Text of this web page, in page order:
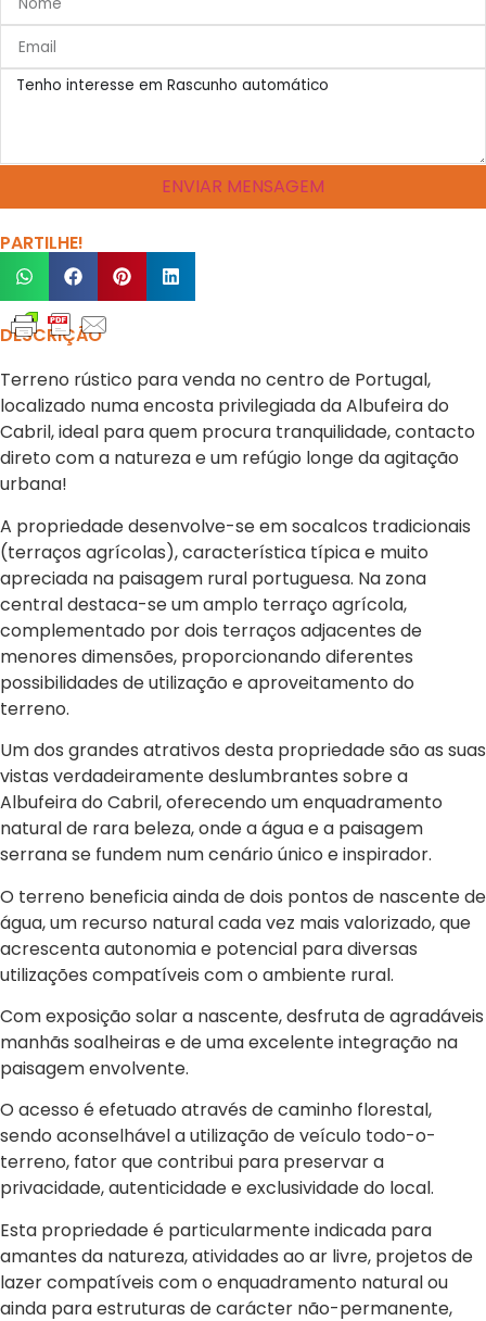
ENVIAR MENSAGEM
PARTILHE!
DESCRIÇÃO
Terreno rústico para venda no centro de Portugal,
localizado numa encosta privilegiada da Albufeira do
Cabril, ideal para quem procura tranquilidade, contacto
direto com a natureza e um refúgio longe da agitação
urbana!
A propriedade desenvolve-se em socalcos tradicionais
(terraços agrícolas), característica típica e muito
apreciada na paisagem rural portuguesa. Na zona
central destaca-se um amplo terraço agrícola,
complementado por dois terraços adjacentes de
menores dimensões, proporcionando diferentes
possibilidades de utilização e aproveitamento do
terreno.
Um dos grandes atrativos desta propriedade são as suas
vistas verdadeiramente deslumbrantes sobre a
Albufeira do Cabril, oferecendo um enquadramento
natural de rara beleza, onde a água e a paisagem
serrana se fundem num cenário único e inspirador.
O terreno beneficia ainda de dois pontos de nascente de
água, um recurso natural cada vez mais valorizado, que
acrescenta autonomia e potencial para diversas
utilizações compatíveis com o ambiente rural.
Com exposição solar a nascente, desfruta de agradáveis
manhãs soalheiras e de uma excelente integração na
paisagem envolvente.
O acesso é efetuado através de caminho florestal,
sendo aconselhável a utilização de veículo todo-o-
terreno, fator que contribui para preservar a
privacidade, autenticidade e exclusividade do local.
Esta propriedade é particularmente indicada para
amantes da natureza, atividades ao ar livre, projetos de
lazer compatíveis com o enquadramento natural ou
ainda para estruturas de carácter não-permanente,